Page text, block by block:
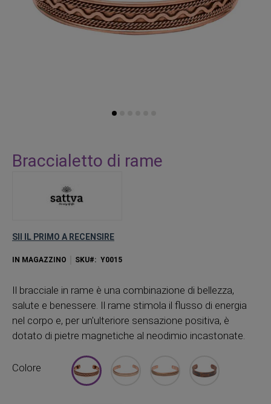
all'inizio
della
Braccialetto di rame
SII IL PRIMO A RECENSIRE
IN MAGAZZINO SKU Y0015
Il bracciale in rame è una combinazione di bellezza,
salute e benessere. Il rame stimola il flusso di energia
nel corpo e, per un'ulteriore sensazione positiva, è
dotato di pietre magnetiche al neodimio incastonate.
Colore